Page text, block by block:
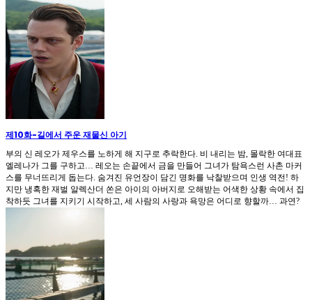
제10화-길에서 주운 재물신 아기
부의 신 레오가 제우스를 노하게 해 지구로 추락한다. 비 내리는 밤, 몰락한 여대표
엘레나가 그를 구하고… 레오는 손끝에서 금을 만들어 그녀가 탐욕스런 사촌 마커
스를 무너뜨리게 돕는다. 숨겨진 유언장이 담긴 명화를 낙찰받으며 인생 역전! 하
지만 냉혹한 재벌 알렉산더 쏜은 아이의 아버지로 오해받는 어색한 상황 속에서 집
착하듯 그녀를 지키기 시작하고, 세 사람의 사랑과 욕망은 어디로 향할까… 과연?